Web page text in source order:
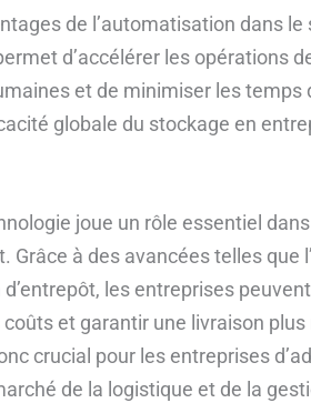
de l’automatisation dans
d’accélérer les opérations
et de minimiser les temps
globale du stockage en
joue un rôle essentiel
Grâce à des avancées telles que
les entreprises
et garantir une livraison
crucial pour les entreprises
de la logistique et de la